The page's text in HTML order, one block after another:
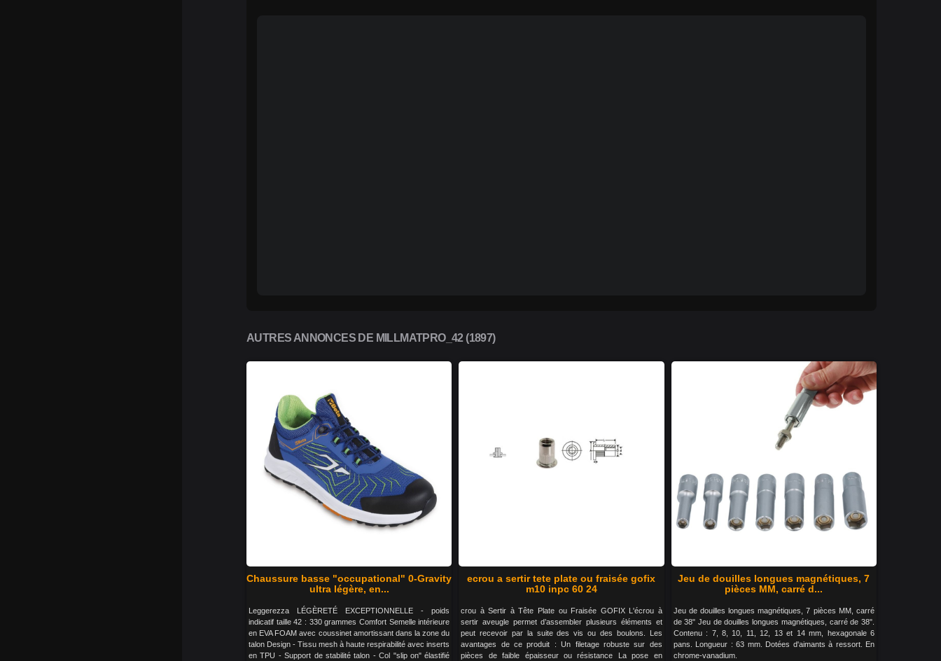
AUTRES ANNONCES DE MILLMATPRO_42 (1897)
Chaussure basse "occupational" 0-Gravity
ultra légère, en...
Leggerezza LÉGÈRETÉ EXCEPTIONNELLE - poids
indicatif taille 42 : 330 grammes Comfort Semelle intérieure
en EVA FOAM avec coussinet amortissant dans la zone du
talon Design - Tissu mesh à haute respirabilité avec inserts
en TPU - Support de stabilité talon - Col "slip on" élastifié
ecrou a sertir tete plate ou fraisée gofix
m10 inpc 60 24
crou à Sertir à Tête Plate ou Fraisée GOFIX L'écrou à
sertir aveugle permet d’assembler plusieurs éléments et
peut recevoir par la suite des vis ou des boulons. Les
avantages de ce produit : Un filetage robuste sur des
pièces de faible épaisseur ou résistance La pose en
Jeu de douilles longues magnétiques, 7
pièces MM, carré d...
Jeu de douilles longues magnétiques, 7 pièces MM, carré
de 38" Jeu de douilles longues magnétiques, carré de 38".
Contenu : 7, 8, 10, 11, 12, 13 et 14 mm, hexagonale 6
pans. Longueur : 63 mm. Dotées d'aimants à ressort. En
chrome-vanadium.